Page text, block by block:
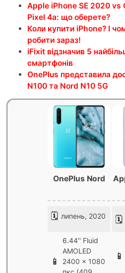
Apple iPhone SE 2020 vs
Pixel 4a: що оберете?
Коли купити iPhone? І
робити зараз!
iFixit відзначив 5
смартфонів
OnePlus представила
N100 та Nord N10 5G
OnePlus Nord
🗓 липень, 2020
📱
6.44'' Fluid
AMOLED
2400 x 1080
🗓
📱